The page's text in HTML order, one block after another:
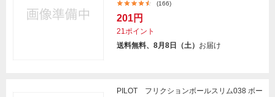
(166)
201円
21ポイント
送料無料、8月8日（土） お届け
PILOT フリクションボールスリム038 ボー